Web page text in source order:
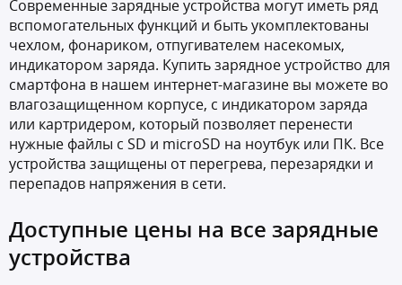
Современные зарядные устройства могут иметь ряд
вспомогательных функций и быть укомплектованы
чехлом, фонариком, отпугивателем насекомых,
индикатором заряда. Купить зарядное устройство для
смартфона в нашем интернет-магазине вы можете во
влагозащищенном корпусе, с индикатором заряда
или картридером, который позволяет перенести
нужные файлы с SD и microSD на ноутбук или ПК. Все
устройства защищены от перегрева, перезарядки и
перепадов напряжения в сети.
Доступные цены на все зарядные
устройства